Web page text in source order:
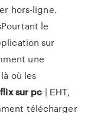
hors-ligne.
le
sur
une
où les
sur pc | ЕНТ,
télécharger